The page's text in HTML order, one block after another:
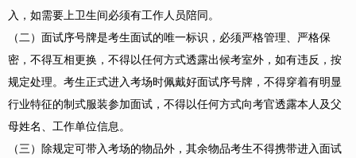
入，如需要上卫生间必须有工作人员陪同。
（二）面试序号牌是考生面试的唯一标识，必须严格管理、严格保
密，不得互相更换，不得以任何方式透露出候考室外，如有违反，按
规定处理。考生正式进入考场时佩戴好面试序号牌，不得穿着有明显
行业特征的制式服装参加面试，不得以任何方式向考官透露本人及父
母姓名、工作单位信息。
（三）除规定可带入考场的物品外，其余物品考生不得携带进入面试